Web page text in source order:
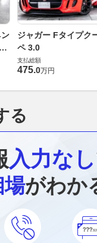
ジャガー Fタイプク
ペ 3.0
支払総額
475.0万円
る
入力なし
場がわか